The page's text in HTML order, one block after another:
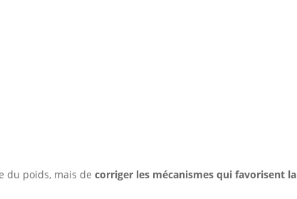
du poids, mais decorriger les mécanismes qui favorisent la